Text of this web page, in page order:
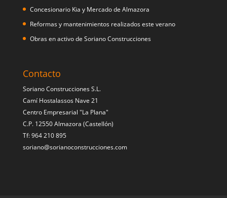
Concesionario Kia y Mercado de Almazora
Reformas y mantenimientos realizados este verano
Obras en activo de Soriano Construcciones
Contacto
Soriano Construcciones S.L.
Camí Hostalassos Nave 21
Centro Empresarial "La Plana"
C.P. 12550 Almazora (Castellón)
Tf: 964 210 895
soriano@sorianoconstrucciones.com